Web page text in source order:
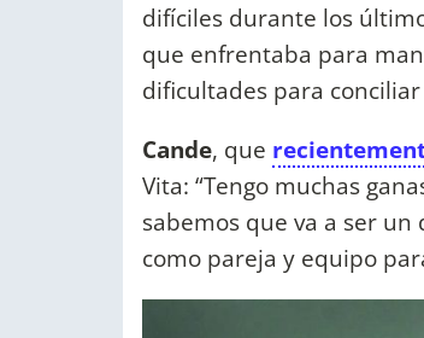
difíciles durante los
que enfrentaba para
dificultades para
Cande, que
Vita: “Tengo muchas
sabemos que va a ser
como pareja y equipo